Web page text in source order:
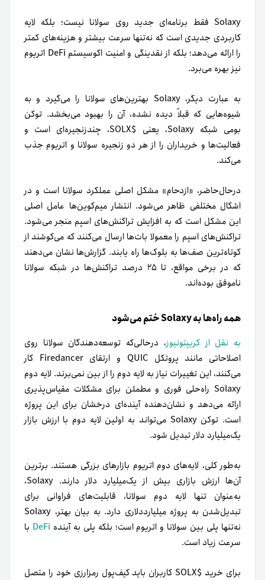
Solaxy فقط برنامه‌ای جدید روی سولانا نیست؛ بلکه لایه
کاربردی جدیدی است که نه‌تنها سرعت بیشتر و هزینه‌های کمتر
را ارائه می‌دهد؛ بلکه از نقدینگی و امنیت اکوسیستم DeFi اتریوم
نیز بهره می‌برد.
به‌ عبارت دیگر، Solaxy بهترین‌های سولانا را می‌گیرد و به
شیوه‌هایی که قبلاً دیده نشده، آن را بهبود می‌بخشد. توکن
بومی شبکه Solaxy، یعنی $SOLX، چند‌زنجیره‌ای است و
فعالیت‌ها و خریداران را از هر دو زنجیره سولانا و اتریوم جذب
می‌کند.
در‌حال‌حاضر، «ازدحام» مشکل اصلی عملکرد سولانا است و در
اشکال مختلفی ظاهر می‌شود. انتشار میم‌کوین‌ها عامل اصلی
این مشکل است که به افزایش تراکنش‌های اسپم منجر می‌شود.
تراکنش‌های اسپم را معمولا بات‌ها ارسال می‌کنند که می‌کوشند از
کوتاه‌ترین صف‌ها به بلوک‌ها راه یابند. گزارش‌ها نشان می‌دهند
که در برخی مواقع، تا ۲۵ درصد تراکنش‌ها در شبکه سولانا
ناموفق بوده‌اند.
همه راه‌ها به Solaxy ختم می‌شود
به نقل از کریپتونیوز، درحالی‌که توسعه‌دهندگان سولانا روی
اصلاحاتی مانند پروتکل QUIC و ارتقای Firedancer کار
می‌کنند، این تغییرات نیاز به لایه دوم را از بین نمی‌برند. لایه دوم
Solaxy راه‌حلی فوری و مطمئن برای مشکلات مقیاس‌پذیری
ارائه می‌دهد و نشان‌دهنده آینده‌ای درخشان برای این پروژه
است. توکن Solaxy می‌تواند به اولین لایه دوم با ارزش بازار
یک‌میلیارد دلار تبدیل شود.
به‌طور کلی، لایه‌های دوم اتریوم بازارهای بزرگی هستند. برترین
آن‌ها ارزش بازاری بیش از یک‌میلیارد دلار دارند. Solaxy،
به‌عنوان تنها لایه دوم سولانا، قابلیت‌های فراوانی برای
تبدیل‌شدن به پروژه میلیارددلاری دارد. به بیان بهتر‌، Solaxy
نه‌تنها پلی بین سولانا و اتریوم است؛ بلکه پلی به آینده DeFi با
سرعت زیاد است.
برای خرید $SOLX کاربران باید کیف‌پول رمزارزی خود را متصل